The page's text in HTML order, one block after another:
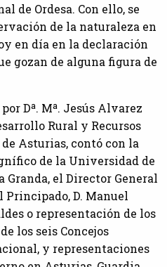
de Ordesa. Con ello, se
de la naturaleza en
en día en la declaración
gozan de alguna figura de
Dª. Mª. Jesús Alvarez
Rural y Recursos
Asturias, contó con la
de la Universidad de
Granda, el Director General
Principado, D. Manuel
o representación de los
los seis Concejos
y representaciones